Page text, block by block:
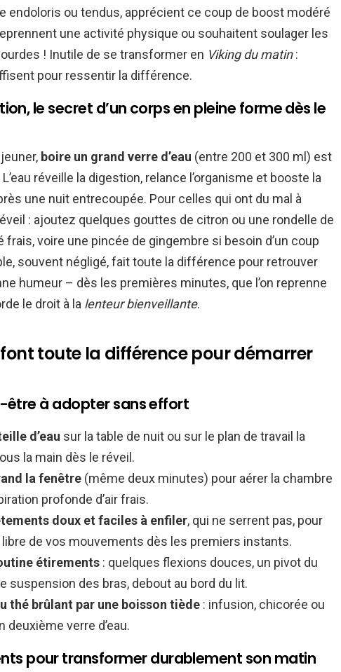
endoloris ou tendus, apprécient ce coup de boost modéré
une activité physique ou souhaitent soulager les
! Inutile de se transformer en Viking du matin:
pour ressentir la différence.
le secret d’un corps en pleine forme dès le
boire un grand verre d’eau (entre 200 et 300 ml) est
L’eau réveille la digestion, relance l’organisme et booste la
une nuit entrecoupée. Pour celles qui ont du mal à
: ajoutez quelques gouttes de citron ou une rondelle de
voire une pincée de gingembre si besoin d’un coup
souvent négligé, fait toute la différence pour retrouver
humeur – dès les premières minutes, que l’on reprenne
le droit à la lenteur bienveillante.
toute la différence pour démarrer
être à adopter sans effort
d’eau sur la table de nuit ou sur le plan de travail la
la main dès le réveil.
la fenêtre (même deux minutes) pour aérer la chambre
profonde d’air frais.
doux et faciles à enfiler, qui ne serrent pas, pour
de vos mouvements dès les premiers instants.
étirements : quelques flexions douces, un pivot du
suspension des bras, debout au bord du lit.
thé brûlant par une boisson tiède : infusion, chicorée ou
verre d’eau.
pour transformer durablement son matin